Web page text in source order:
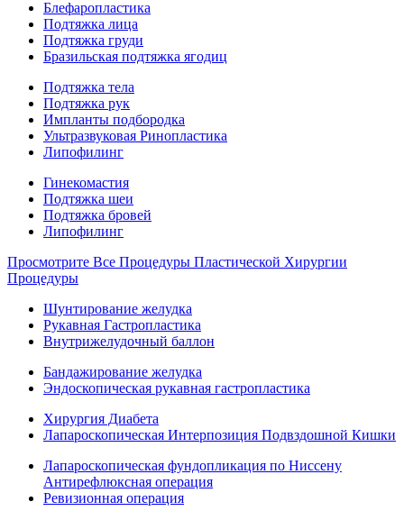
Блефаропластика
Подтяжка лица
Подтяжка груди
Бразильская подтяжка ягодиц
Подтяжка тела
Подтяжка рук
Импланты подбородка
Ультразвуковая Ринопластика
Липофилинг
Гинекомастия
Подтяжка шеи
Подтяжка бровей
Липофилинг
Просмотрите Все Процедуры Пластической Хирургии
Процедуры
Шунтирование желудка
Рукавная Гастропластика
Внутрижелудочный баллон
Бандажирование желудка
Эндоскопическая рукавная гастропластика
Хирургия Диабета
Лапароскопическая Интерпозиция Подвздошной Кишки
Лапароскопическая фундопликация по Ниссену
Антирефлюксная операция
Ревизионная операция